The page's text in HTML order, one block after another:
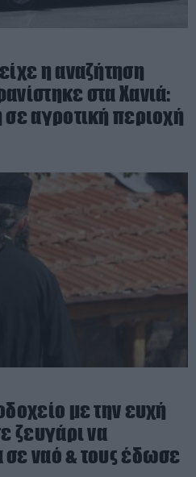
η αναζήτηση
στα Χανιά:
σε αγροτική περιοχή
με την ευχή
ζευγάρι να
ναό & τους έδωσε